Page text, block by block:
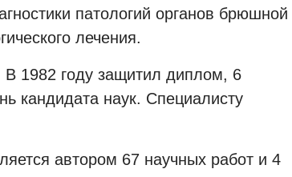
патологий органов брюшной
лечения.
1982 году защитил диплом, 6
кандидата наук. Специалисту
автором 67 научных работ и 4